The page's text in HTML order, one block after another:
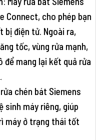
Connect, cho phép bạn
bị điện tử. Ngoài ra,
tốc, vùng rửa mạnh,
để mang lại kết quả rửa
chén bát Siemens
sinh máy riêng, giúp
máy ở trạng thái tốt